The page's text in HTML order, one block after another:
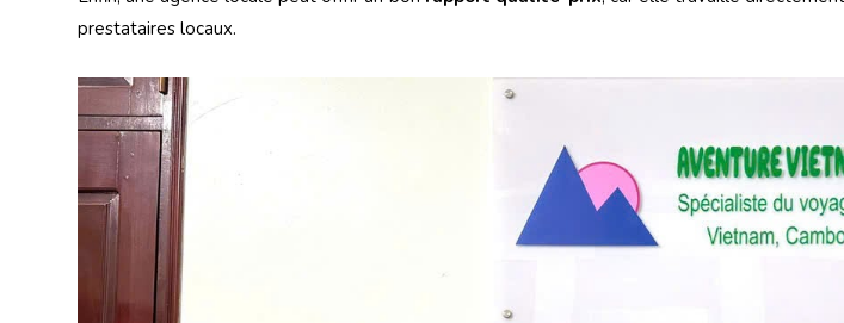
prestataires locaux.